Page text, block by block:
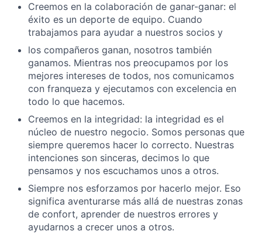
Creemos en la colaboración de ganar-ganar: el
éxito es un deporte de equipo. Cuando
trabajamos para ayudar a nuestros socios y
los compañeros ganan, nosotros también
ganamos. Mientras nos preocupamos por los
mejores intereses de todos, nos comunicamos
con franqueza y ejecutamos con excelencia en
todo lo que hacemos.
Creemos en la integridad: la integridad es el
núcleo de nuestro negocio. Somos personas que
siempre queremos hacer lo correcto. Nuestras
intenciones son sinceras, decimos lo que
pensamos y nos escuchamos unos a otros.
Siempre nos esforzamos por hacerlo mejor. Eso
significa aventurarse más allá de nuestras zonas
de confort, aprender de nuestros errores y
ayudarnos a crecer unos a otros.